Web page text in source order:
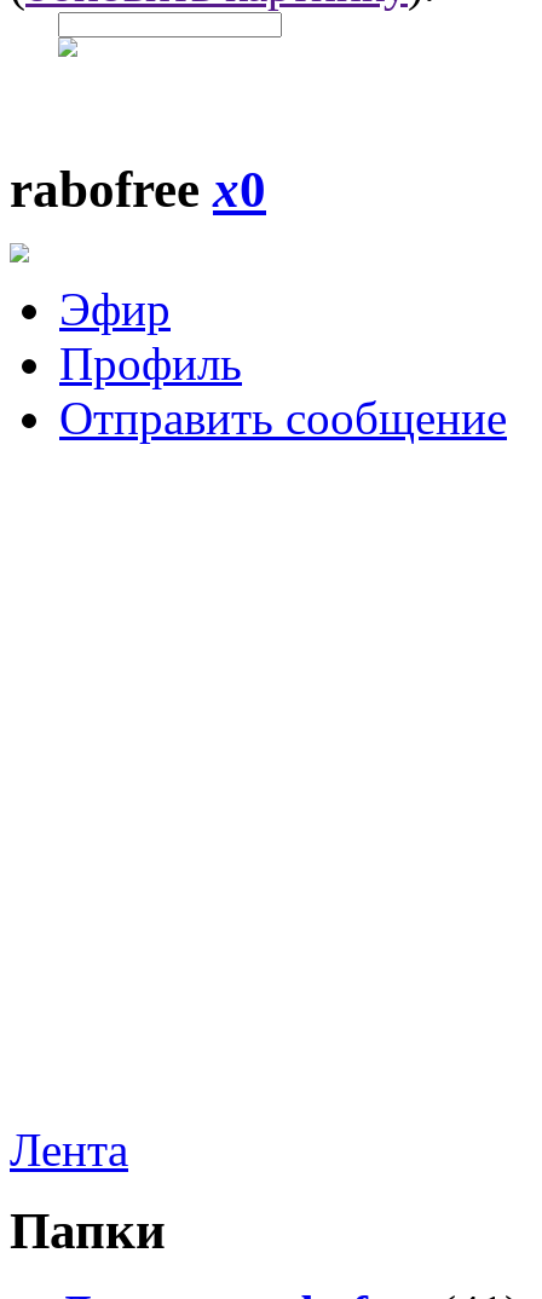
rabofreex0
Эфир
Профиль
Отправить сообщение
Лента
Папки